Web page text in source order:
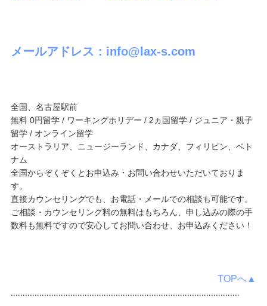
メールアドレス：info@lax-s.com
全国、名古屋駅前
無料 0円留学 / ワーキングホリデー / 2ヵ国留学 / ジュニア・親子
留学 / オンライン留学
オーストラリア、ニュージーランド、カナダ、フィリピン、ベト
ナム
全国からぞくぞくとお申込み・お問い合わせいただいておりま
す。
直接カウンセリングでも、お電話・メールでの相談も可能です。
ご相談・カウンセリング料の無料はもちろん、申し込みの際の手
数料も無料ですので安心してお問い合わせ、お申込みください！
TOPへ▲
‥‥‥‥‥‥‥‥‥‥‥‥‥‥‥‥‥‥‥‥‥‥‥‥‥‥‥‥‥‥‥‥‥‥‥‥‥‥‥‥‥‥‥‥‥‥‥‥